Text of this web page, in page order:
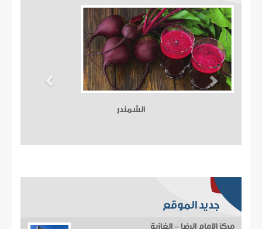
الشمندر
جديد الموقع
مركز الامام الرضا - الغازية